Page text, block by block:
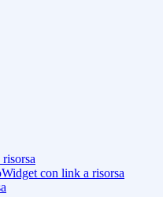
Widget con link a risorsa